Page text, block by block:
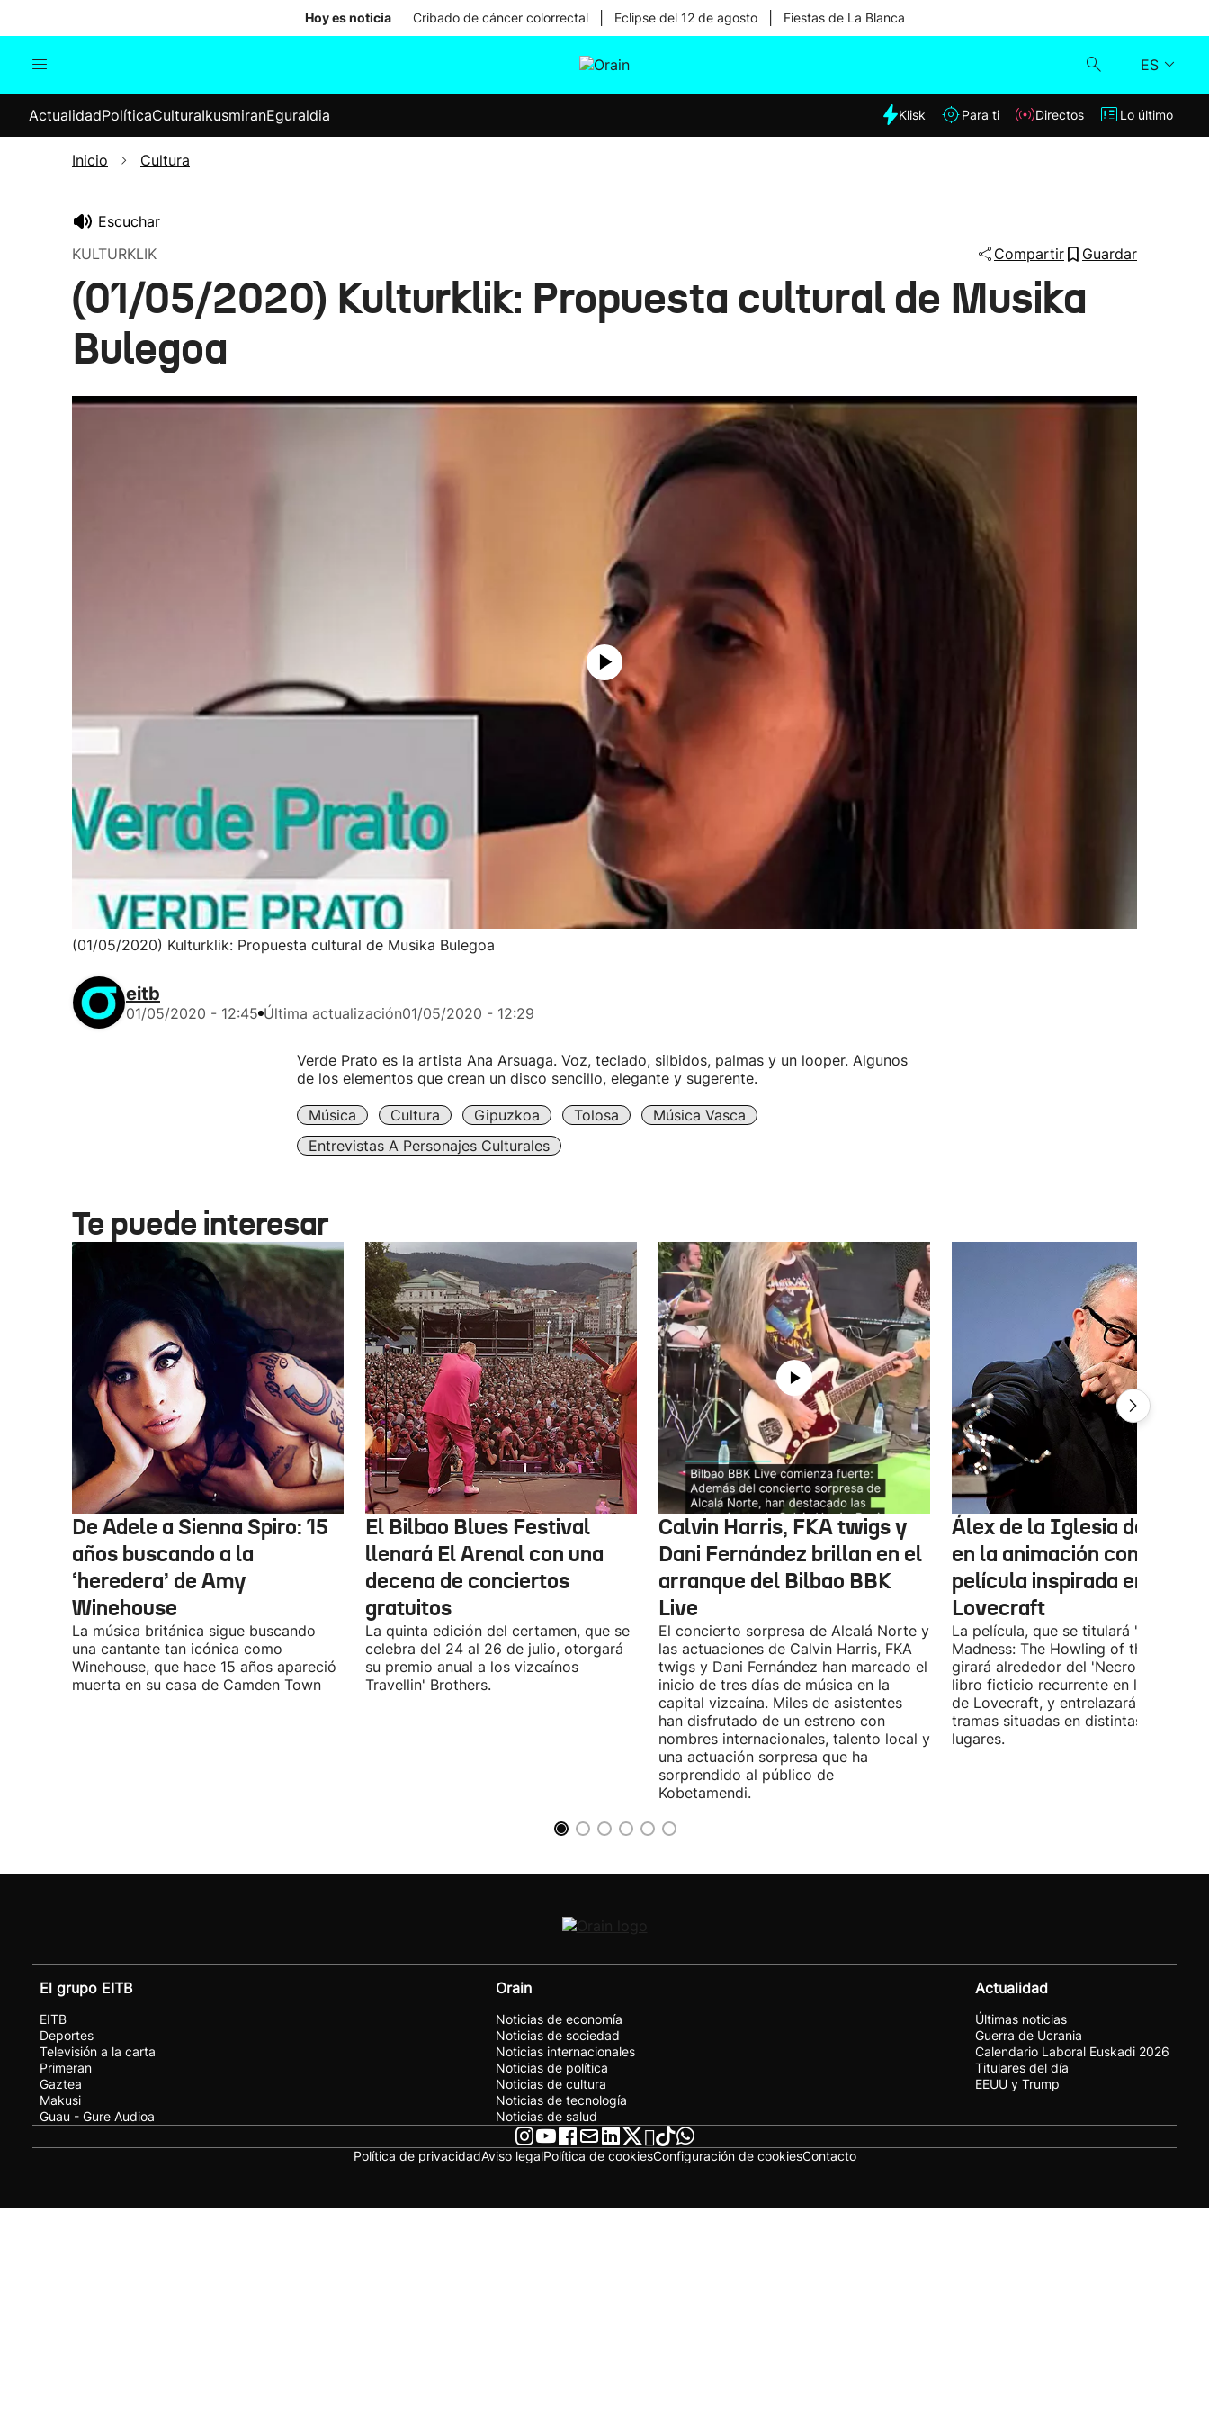
Hoy es noticia Cribado de cáncer colorrectal Eclipse del 12 de agosto Fiestas de La Blanca
ES
Internacional
Elecciones
Klisk
ActualidadPolíticaCulturaIkusmiranEguraldia Klisk Para ti Directos Lo último
Inicio Cultura
Escuchar
KULTURKLIK
Compartir Guardar
(01/05/2020) Kulturklik: Propuesta cultural de Musika
Bulegoa
(01/05/2020) Kulturklik: Propuesta cultural de Musika Bulegoa
eitb
01/05/2020 - 12:45 Última actualización01/05/2020 - 12:29
Verde Prato es la artista Ana Arsuaga. Voz, teclado, silbidos, palmas y un looper. Algunos
de los elementos que crean un disco sencillo, elegante y sugerente.
Música Cultura Gipuzkoa Tolosa
Música Vasca
Entrevistas A Personajes Culturales
Te puede interesar
De Adele a Sienna Spiro: 15
años buscando a la
‘heredera’ de Amy
Winehouse
La música británica sigue buscando
una cantante tan icónica como
Winehouse, que hace 15 años apareció
muerta en su casa de Camden Town
El Bilbao Blues Festival
llenará El Arenal con una
decena de conciertos
gratuitos
La quinta edición del certamen, que se
celebra del 24 al 26 de julio, otorgará
su premio anual a los vizcaínos
Travellin' Brothers.
Calvin Harris, FKA twigs y
Dani Fernández brillan en el
arranque del Bilbao BBK
Live
El concierto sorpresa de Alcalá Norte y
las actuaciones de Calvin Harris, FKA
twigs y Dani Fernández han marcado el
inicio de tres días de música en la
capital vizcaína. Miles de asistentes
han disfrutado de un estreno con
nombres internacionales, talento local y
una actuación sorpresa que ha
sorprendido al público de
Kobetamendi.
Álex de la Iglesia debutará
en la animación con una
película inspirada en
Lovecraft
La película, que se titulará 'Ages of
Madness: The Howling of the Jinn',
girará alrededor del 'Necronomicón',
libro ficticio recurrente en los relatos
de Lovecraft, y entrelazará varias
tramas situadas en distintas épocas y
lugares.
El grupo EITB
EITB
Deportes
Televisión a la carta
Primeran
Gaztea
Makusi
Guau - Gure Audioa
Orain
Noticias de economía
Noticias de sociedad
Noticias internacionales
Noticias de política
Noticias de cultura
Noticias de tecnología
Noticias de salud
Actualidad
Últimas noticias
Guerra de Ucrania
Calendario Laboral Euskadi 2026
Titulares del día
EEUU y Trump
Política de privacidadAviso legalPolítica de cookiesConfiguración de cookiesContacto